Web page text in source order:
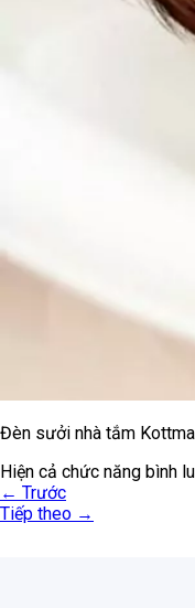
Đèn sưởi nhà tắm
Hiện cả chức năng bình
← Trước
Tiếp theo →